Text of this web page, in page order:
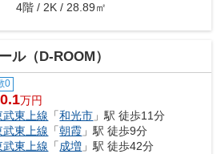
4階 / 2K / 28.89㎡
ル（D-ROOM）
0
万円
武東上線 「和光市 」駅 徒歩11分
武東上線 「朝霞 」駅 徒歩9分
武東上線 「成増 」駅 徒歩42分